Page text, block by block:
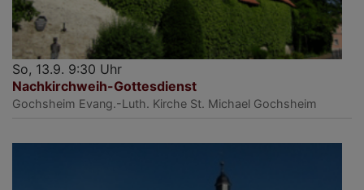
So, 13.9. 9:30 Uhr
Nachkirchweih-Gottesdienst
Gochsheim Evang.-Luth. Kirche St. Michael Gochsheim